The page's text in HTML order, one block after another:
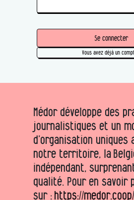
Se connecter
Vous avez déjà un
Médor développe des
journalistiques et un
d’organisation
notre territoire, la
indépendant,
qualité. Pour en savoir
sur : https://